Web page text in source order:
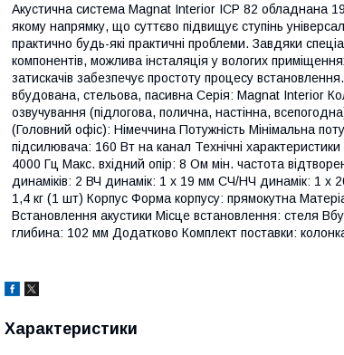
Акустична система Magnat Interior ICP 82 обладнана
якому напрямку, що суттєво підвищує ступінь
практично будь-які практичні проблеми. Завдяки
компонентів, можлива інсталяція у вологих
затискачів забезпечує простоту процесу
вбудована, стельова, пасивна Серія: Magnat Interior
озвучування (підлогова, полична, настінна,
(Головний офіс): Німеччина Потужність Мінімальна
підсилювача: 160 Вт на канал Технічні
4000 Гц Макс. вхідний опір: 8 Ом мін. частота
динаміків: 2 ВЧ динамік: 1 х 19 мм СЧ/НЧ динамік: 1 х
1,4 кг (1 шт) Корпус Форма корпусу: прямокутна
Встановлення акустики Місце встановлення: стеля
глибина: 102 мм Додатково Комплект поставки:
Характеристики